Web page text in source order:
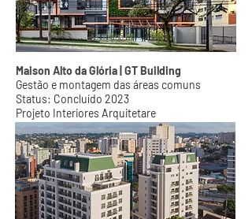
Maison Alto da Glória | GT Building
Gestão e montagem das áreas comuns
Status: Concluído 2023
Projeto Interiores Arquitetare